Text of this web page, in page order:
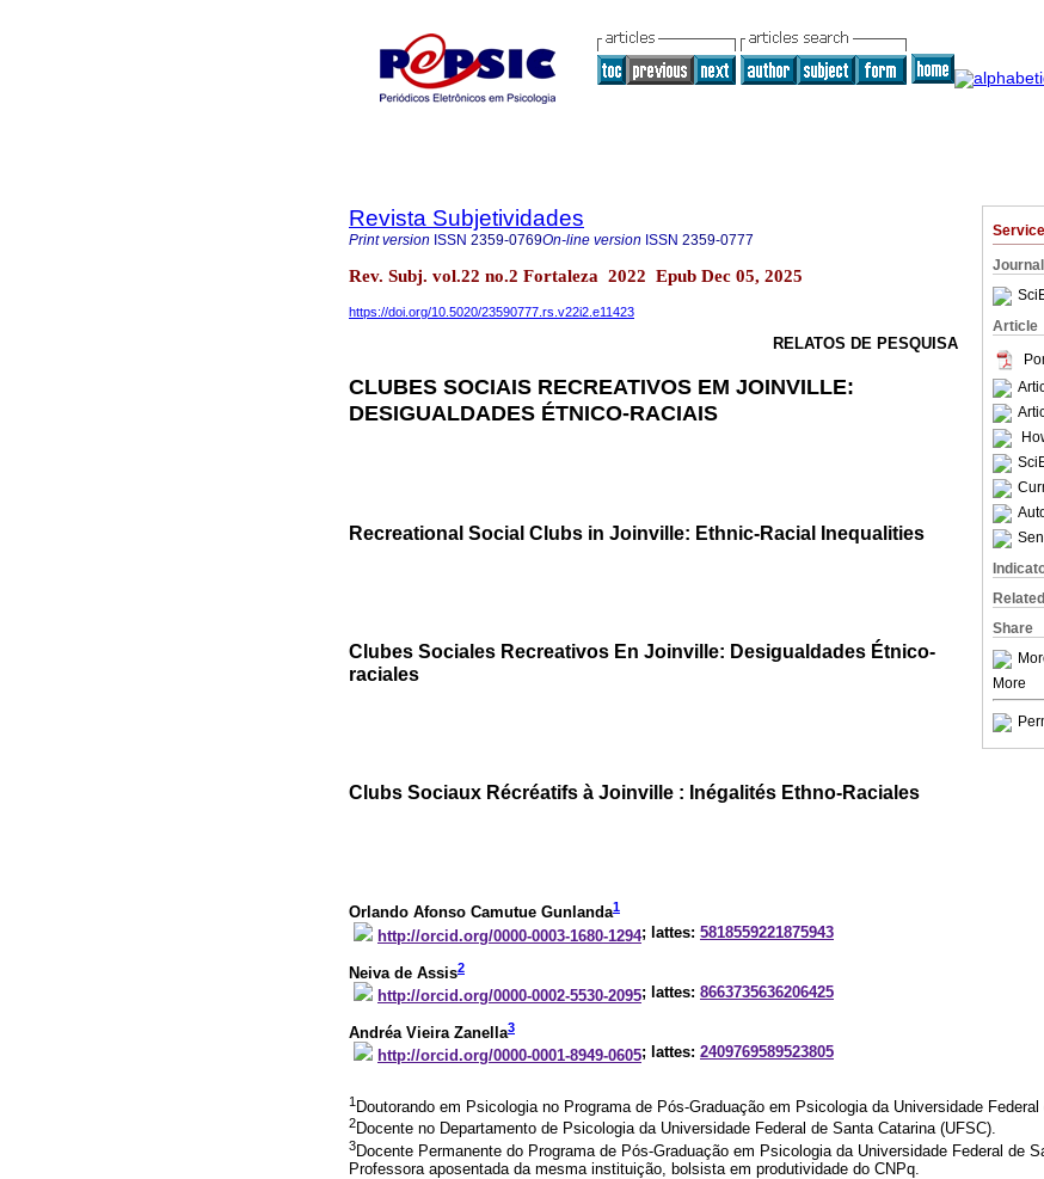
Journal
Article
Share
More
Revista Subjetividades
Print version ISSN 2359-0769On-line version ISSN 2359-0777
Rev. Subj. vol.22 no.2 Fortaleza 2022 Epub Dec 05, 2025
https://doi.org/10.5020/23590777.rs.v22i2.e11423
RELATOS DE PESQUISA
CLUBES SOCIAIS RECREATIVOS EM JOINVILLE:
DESIGUALDADES ÉTNICO-RACIAIS
Recreational Social Clubs in Joinville: Ethnic-Racial Inequalities
Clubes Sociales Recreativos En Joinville: Desigualdades Étnico-
raciales
Clubs Sociaux Récréatifs à Joinville : Inégalités Ethno-Raciales
Orlando Afonso Camutue Gunlanda1
http://orcid.org/0000-0003-1680-1294; lattes: 5818559221875943
Neiva de Assis2
http://orcid.org/0000-0002-5530-2095; lattes: 8663735636206425
Andréa Vieira Zanella3
http://orcid.org/0000-0001-8949-0605; lattes: 2409769589523805
1 Doutorando em Psicologia no Programa de Pós-Graduação em Psicologia da Universidade
2Docente no Departamento de Psicologia da Universidade Federal de Santa Catarina (UFSC).
3Docente Permanente do Programa de Pós-Graduação em Psicologia da Universidade Federal de
Professora aposentada da mesma instituição, bolsista em produtividade do CNPq.